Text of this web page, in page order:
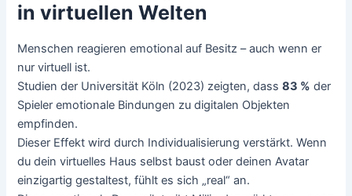
in virtuellen Welten
Menschen reagieren emotional auf Besitz – auch wenn er
nur virtuell ist.
Studien der Universität Köln (2023) zeigten, dass83 % der
Spieler emotionale Bindungen zu digitalen Objekten
empfinden.
Dieser Effekt wird durch Individualisierung verstärkt. Wenn
du dein virtuelles Haus selbst baust oder deinen Avatar
einzigartig gestaltest, fühlt es sich „real“ an.